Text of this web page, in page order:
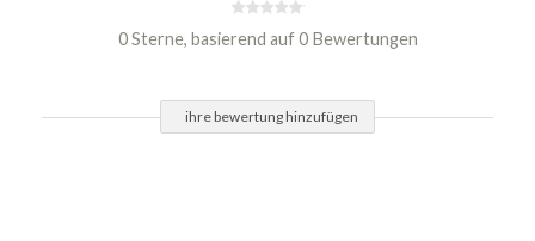
0 Sterne, basierend auf 0 Bewertungen
ihre bewertung hinzufügen